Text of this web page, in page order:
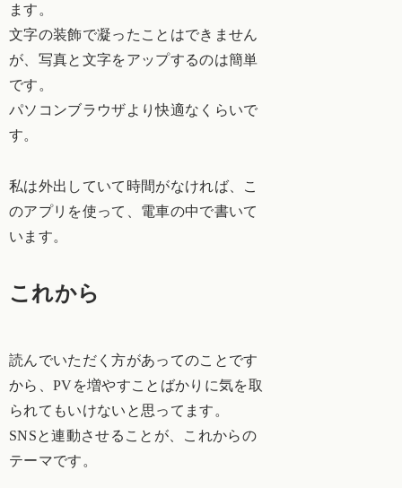
ます。
文字の装飾で凝ったことはできません
が、写真と文字をアップするのは簡単
です。
パソコンブラウザより快適なくらいで
す。
私は外出していて時間がなければ、こ
のアプリを使って、電車の中で書いて
います。
これから
読んでいただく方があってのことです
から、PVを増やすことばかりに気を取
られてもいけないと思ってます。
SNSと連動させることが、これからの
テーマです。